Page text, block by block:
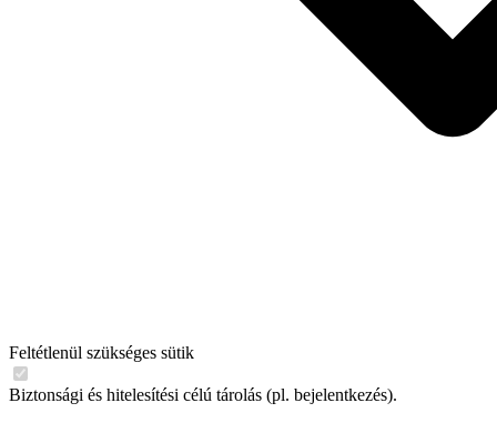
Feltétlenül szükséges sütik
Biztonsági és hitelesítési célú tárolás (pl. bejelentkezés).